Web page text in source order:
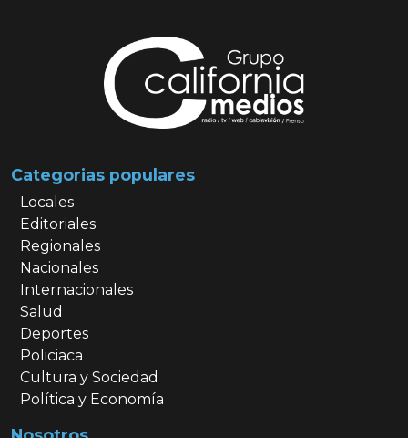
Categorias populares
Locales
Editoriales
Regionales
Nacionales
Internacionales
Salud
Deportes
Policiaca
Cultura y Sociedad
Política y Economía